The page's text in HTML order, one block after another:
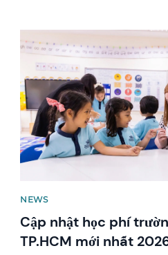
NEWS
Cập nhật học phí
TP.HCM mới nhất